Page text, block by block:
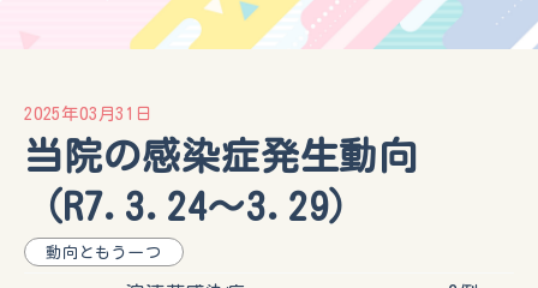
2025年03月31日
当院の感染症発生動向
（R7.3.24〜3.29）
動向ともう一つ